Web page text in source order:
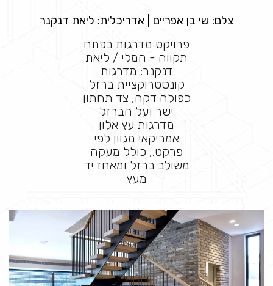
צלם: שי בן אפריים | אדריכלית: ליאת דנקנר
פרויקט מדרגות בפתח
תקווה - המלי / ליאת
דנקנר: מדרגות
קונסטרוקציית ברזל
כפולה דקה, צד תחתון
ישר ועל הברזל
מדרגות עץ אלון
אמריקאי מגוון לפי
פרקט., כולל מעקה
משולב ברזל ומאחז יד
מעץ